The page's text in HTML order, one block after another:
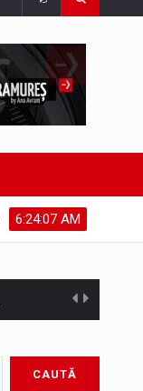
6:24:09 AM